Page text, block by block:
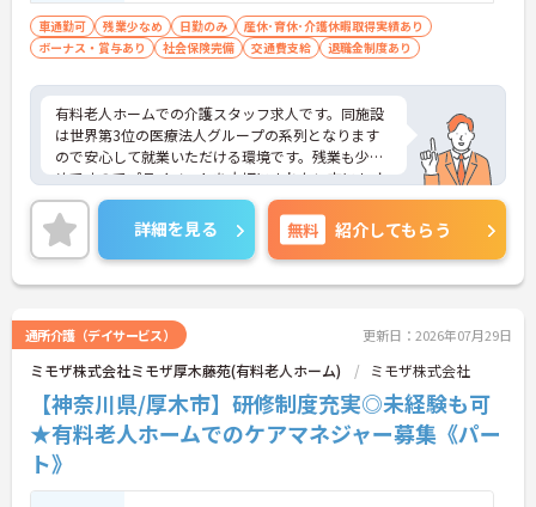
車通勤可 残業少なめ 日勤のみ
産休･育休･介護休暇取得実績あり
ボーナス・賞与あり
社会保険完備 交通費支給 退職金制度あり
有料老人ホームでの介護スタッフ求人です。同施設
は世界第3位の医療法人グループの系列となります
ので安心して就業いただける環境です。残業も少な
めですのでプライベートを大切にされたい方にもオ
ススメです。ご興味を持たれた方は面接対策ポイン
トや求人の詳細などお話いたしますのでお気軽にお
問い合わせ下さい。
詳細を見る 無料 紹介してもらう
通所介護（デイサービス） 更新日：2026年07月29日
ミモザ株式会社ミモザ厚木藤苑(有料老人ホーム) ミモザ株式会社
【神奈川県/厚木市】研修制度充実◎未経験も可
★有料老人ホームでのケアマネジャー募集《パー
ト》